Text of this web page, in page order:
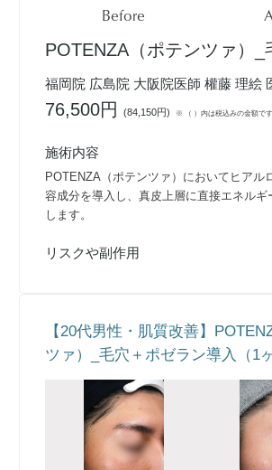
Before
POTENZA（ポテンツァ）_
福岡院 広島院 大阪院医師 權藤 理絵
76,500円(84,150円) ※ （ ）内は税込みの金額です
施術内容
POTENZA（ポテンツァ）においてヒアル
容成分を導入し、真皮上層に直接エネルギ
します。
リスクや副作用
【20代男性・肌質改善】
ツァ）_毛穴＋ポゼラン導入（1